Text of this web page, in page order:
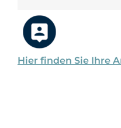
Hier finden Sie Ihre